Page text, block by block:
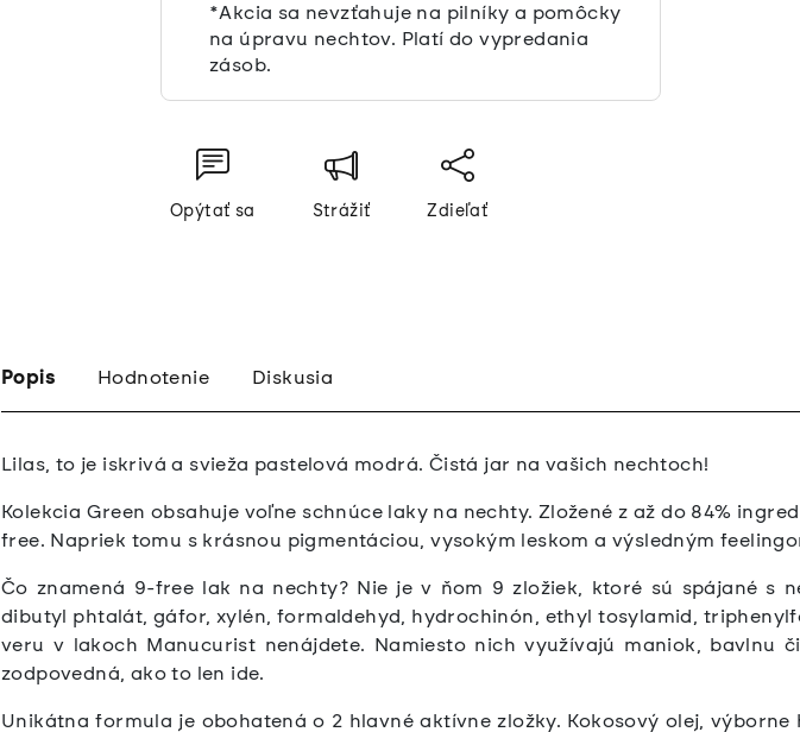
*Akcia sa nevzťahuje na pilníky a pomôcky
na úpravu nechtov. Platí do vypredania
zásob.
Opýtať sa Strážiť Zdieľať
Popis Hodnotenie Diskusia
Lilas, to je iskrivá a svieža pastelová modrá. Čistá jar na vašich nechtoch!
Kolekcia Green obsahuje voľne schnúce laky na nechty. Zložené z až do 84%
free. Napriek tomu s krásnou pigmentáciou, vysokým leskom a výsledným
Čo znamená 9-free lak na nechty? Nie je v ňom 9 zložiek, ktoré sú spájané s
dibutyl phtalát, gáfor, xylén, formaldehyd, hydrochinón, ethyl tosylamid,
veru v lakoch Manucurist nenájdete. Namiesto nich využívajú maniok, bavlnu
zodpovedná, ako to len ide.
Unikátna formula je obohatená o 2 hlavné aktívne zložky. Kokosový olej,